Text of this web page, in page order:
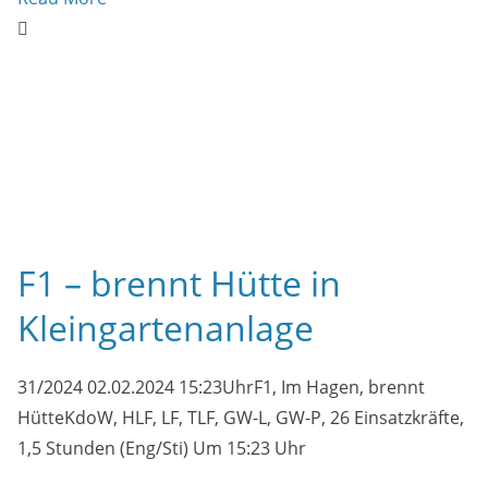
Einsatzkräfte, 1,5 Stunden (Eng) Am gestrigen
(Eng) Heute ist Vollmond! Der Mond strahlt in voller
Pracht und so haben sich die Ausbilder der
Jugendfeuerwehr etwas ganz
Read More